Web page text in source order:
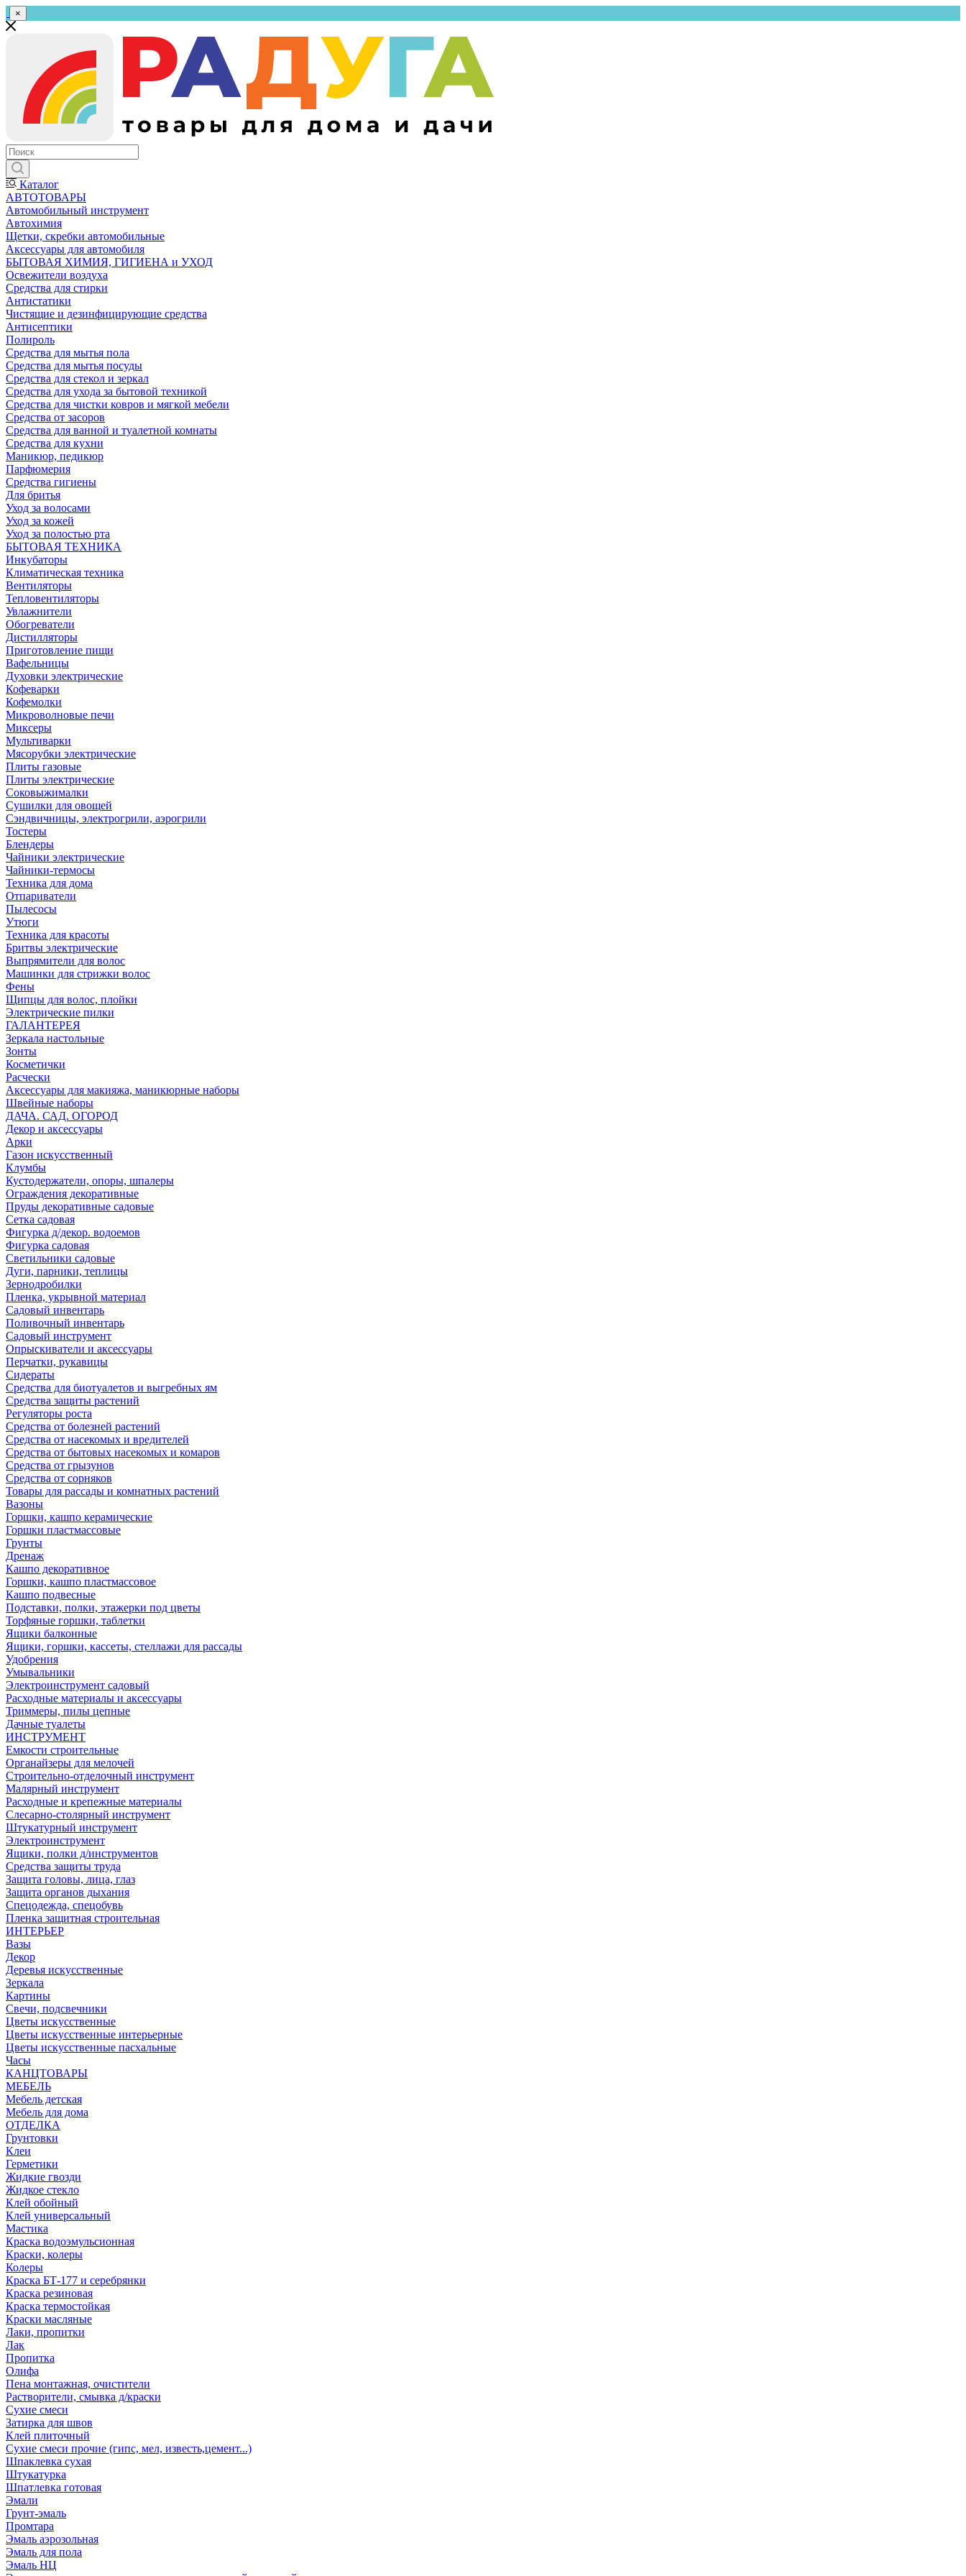
×
Каталог
АВТОТОВАРЫ
Автомобильный инструмент
Автохимия
Щетки, скребки автомобильные
Аксессуары для автомобиля
БЫТОВАЯ ХИМИЯ, ГИГИЕНА и УХОД
Освежители воздуха
Средства для стирки
Антистатики
Чистящие и дезинфицирующие средства
Антисептики
Полироль
Средства для мытья пола
Средства для мытья посуды
Средства для стекол и зеркал
Средства для ухода за бытовой техникой
Средства для чистки ковров и мягкой мебели
Средства от засоров
Средства для ванной и туалетной комнаты
Средства для кухни
Маникюр, педикюр
Парфюмерия
Средства гигиены
Для бритья
Уход за волосами
Уход за кожей
Уход за полостью рта
БЫТОВАЯ ТЕХНИКА
Инкубаторы
Климатическая техника
Вентиляторы
Тепловентиляторы
Увлажнители
Обогреватели
Дистилляторы
Приготовление пищи
Вафельницы
Духовки электрические
Кофеварки
Кофемолки
Микроволновые печи
Миксеры
Мультиварки
Мясорубки электрические
Плиты газовые
Плиты электрические
Соковыжималки
Сушилки для овощей
Сэндвичницы, электрогрили, аэрогрили
Тостеры
Блендеры
Чайники электрические
Чайники-термосы
Техника для дома
Отпариватели
Пылесосы
Утюги
Техника для красоты
Бритвы электрические
Выпрямители для волос
Машинки для стрижки волос
Фены
Щипцы для волос, плойки
Электрические пилки
ГАЛАНТЕРЕЯ
Зеркала настольные
Зонты
Косметички
Расчески
Аксессуары для макияжа, маникюрные наборы
Швейные наборы
ДАЧА. САД. ОГОРОД
Декор и аксессуары
Арки
Газон искусственный
Клумбы
Кустодержатели, опоры, шпалеры
Ограждения декоративные
Пруды декоративные садовые
Сетка садовая
Фигурка д/декор. водоемов
Фигурка садовая
Светильники садовые
Дуги, парники, теплицы
Зернодробилки
Пленка, укрывной материал
Садовый инвентарь
Поливочный инвентарь
Садовый инструмент
Опрыскиватели и аксессуары
Перчатки, рукавицы
Сидераты
Средства для биотуалетов и выгребных ям
Средства защиты растений
Регуляторы роста
Средства от болезней растений
Средства от насекомых и вредителей
Средства от бытовых насекомых и комаров
Средства от грызунов
Средства от сорняков
Товары для рассады и комнатных растений
Вазоны
Горшки, кашпо керамические
Горшки пластмассовые
Грунты
Дренаж
Кашпо декоративное
Горшки, кашпо пластмассовое
Кашпо подвесные
Подставки, полки, этажерки под цветы
Торфяные горшки, таблетки
Ящики балконные
Ящики, горшки, кассеты, стеллажи для рассады
Удобрения
Умывальники
Электроинструмент садовый
Расходные материалы и аксессуары
Триммеры, пилы цепные
Дачные туалеты
ИНСТРУМЕНТ
Емкости строительные
Органайзеры для мелочей
Строительно-отделочный инструмент
Малярный инструмент
Расходные и крепежные материалы
Слесарно-столярный инструмент
Штукатурный инструмент
Электроинструмент
Ящики, полки д/инструментов
Средства защиты труда
Защита головы, лица, глаз
Защита органов дыхания
Спецодежда, спецобувь
Пленка защитная строительная
ИНТЕРЬЕР
Вазы
Декор
Деревья искусственные
Зеркала
Картины
Свечи, подсвечники
Цветы искусственные
Цветы искусственные интерьерные
Цветы искусственные пасхальные
Часы
КАНЦТОВАРЫ
МЕБЕЛЬ
Мебель детская
Мебель для дома
ОТДЕЛКА
Грунтовки
Клеи
Герметики
Жидкие гвозди
Жидкое стекло
Клей обойный
Клей универсальный
Мастика
Краска водоэмульсионная
Краски, колеры
Колеры
Краска БТ-177 и серебрянки
Краска резиновая
Краска термостойкая
Краски масляные
Лаки, пропитки
Лак
Пропитка
Олифа
Пена монтажная, очистители
Растворители, смывка д/краски
Сухие смеси
Затирка для швов
Клей плиточный
Сухие смеси прочие (гипс, мел, известь,цемент...)
Шпаклевка сухая
Штукатурка
Шпатлевка готовая
Эмали
Грунт-эмаль
Промтара
Эмаль аэрозольная
Эмаль для пола
Эмаль НЦ